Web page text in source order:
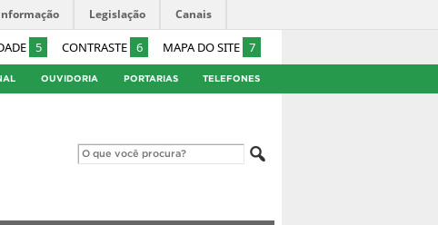
5 CONTRASTE 6 MAPA DO SITE 7
Legislação Canais
OUVIDORIA PORTARIAS TELEFONES